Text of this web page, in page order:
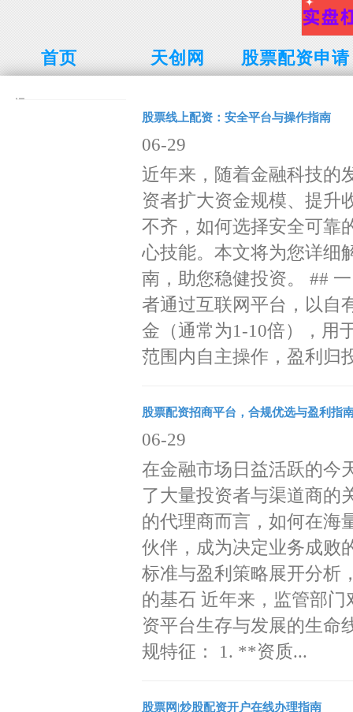
首页 天创网 股票配资申请
股票线上配资：安全平台与操作指南
06-29
近年来，随着金融科技的
资者扩大资金规模、提升
不齐，如何选择安全可靠
心技能。本文将为您详细
南，助您稳健投资。 ##
者通过互联网平台，以自
金（通常为1-10倍），用
范围内自主操作，盈利归
股票配资招商平台，合规优选与盈利指
06-29
在金融市场日益活跃的今
了大量投资者与渠道商的
的代理商而言，如何在海
伙伴，成为决定业务成败
标准与盈利策略展开分析
的基石 近年来，监管部
资平台生存与发展的生命
规特征： 1. **资质...
股票网|炒股配资开户在线办理指南